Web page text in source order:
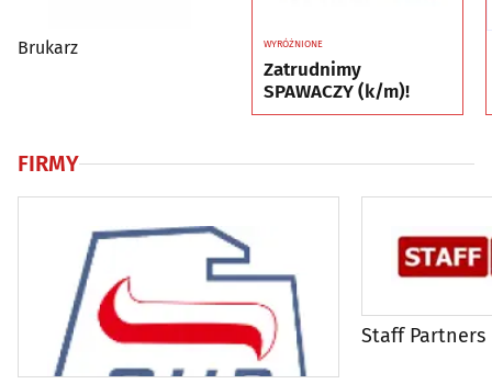
Brukarz WYRÓŻNIONE
Zatrudnimy
SPAWACZY (k/m)!
FIRMY
Staff Partners